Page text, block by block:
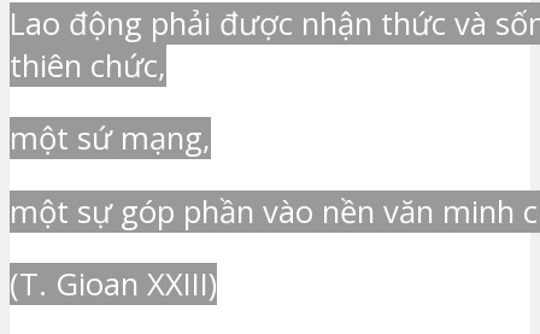
Lao động phải được nhận thức và
thiên chức,
một sứ mạng,
một sự góp phần vào nền văn minh
(T. Gioan XXIII)